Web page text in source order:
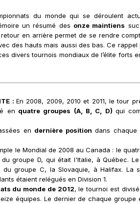
du monde qui se déroulent
un résumé des onze maintiens
en arrière permet de se rendre
des hauts mais aussi des bas. Ce
divers tournois mondiaux de l’élite forts
: En 2008, 2009, 2010 et 2011, le tour
en quatre groupes (A, B, C, D)qui
en dernière position dans chaque
le Mondial de 2008 au Canada : le
groupe D, qui était l'Italie, à Québec.
du groupe C, la Slovaquie, à Halifax. La
étaient relégués en Division 1.
du monde de 2012, le tournoi est
équipes. Le dernier de chaque groupe